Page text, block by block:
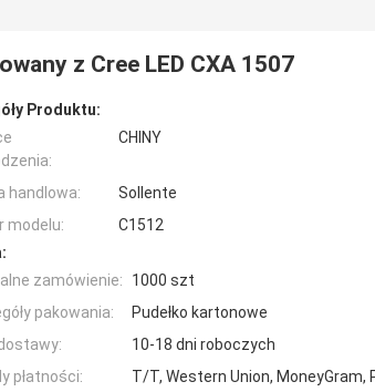
z Cree LED CXA 1507
Produktu:
CHINY
handlowa:
Sollente
modelu:
C1512
zamówienie:
1000 szt
pakowania:
Pudełko kartonowe
10-18 dni roboczych
płatności:
T/T, Western Union, MoneyGram,